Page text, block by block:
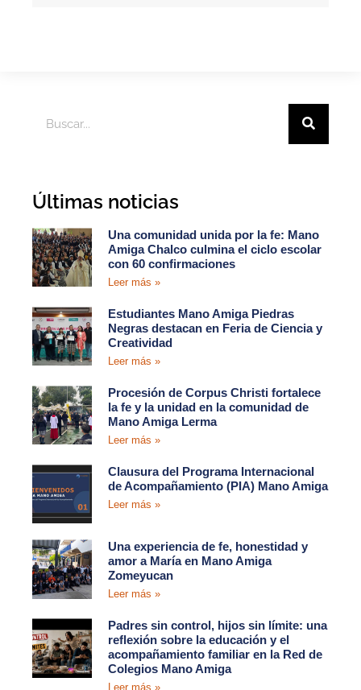
Últimas noticias
Una comunidad unida por la fe: Mano
Amiga Chalco culmina el ciclo escolar
con 60 confirmaciones
Leer más »
Estudiantes Mano Amiga Piedras
Negras destacan en Feria de Ciencia y
Creatividad
Leer más »
Procesión de Corpus Christi fortalece
la fe y la unidad en la comunidad de
Mano Amiga Lerma
Leer más »
Clausura del Programa Internacional
de Acompañamiento (PIA) Mano Amiga
Leer más »
Una experiencia de fe, honestidad y
amor a María en Mano Amiga
Zomeyucan
Leer más »
Padres sin control, hijos sin límite: una
reflexión sobre la educación y el
acompañamiento familiar en la Red de
Colegios Mano Amiga
Leer más »